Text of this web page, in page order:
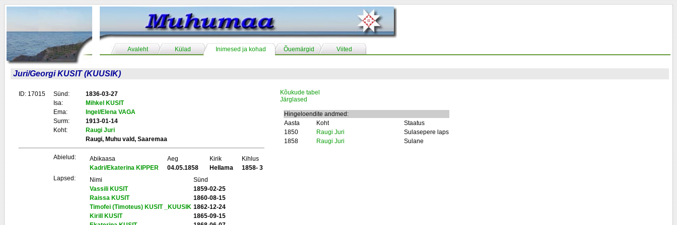
Avaleht Külad Inimesed ja kohad Õuemärgid Viited
Juri/Georgi KUSIT (KUUSIK)
ID: 17015 Sünd:
1836-03-27
Isa:
Mihkel KUSIT
Ema:
Ingel/Elena VAGA
Surm:
1913-01-14
Koht:
Raugi Juri
Raugi, Muhu vald, Saaremaa
Abielud: Abikaasa Aeg Kirik
Kihlus
Kadri/Ekaterina KIPPER
04.05.1858 Hellama
1858- 3
Lapsed:
Nimi
Sünd
Vassili KUSIT
1859-02-25
Raissa KUSIT
1860-08-15
Timofei (Timoteus) KUSIT _KUUSIK 1862-12-24
Kirill KUSIT
1865-09-15
Kõukude tabel
Järglased
Hingeloendite andmed:
Aasta
Koht
Staatus
1850
Raugi Juri
Sulasepere laps
1858
Raugi Juri Sulane